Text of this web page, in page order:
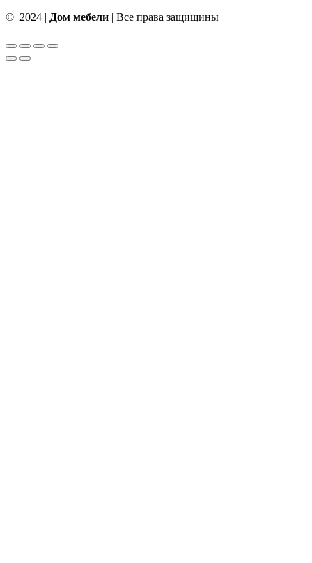
© 2024 | Дом мебели | Все права защищины